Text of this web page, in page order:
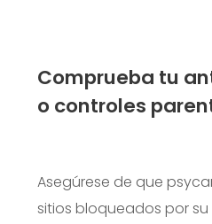
Comprueba tu
o controles
Asegúrese de que
sitios bloqueados por su